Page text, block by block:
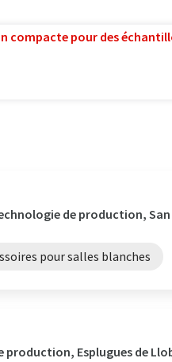
compacte pour des
de production,
pour salles blanches
production, Esplugues de